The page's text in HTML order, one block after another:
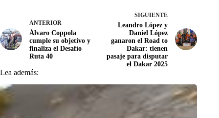
ANTERIOR
Álvaro Coppola
cumple su objetivo y
finaliza el Desafío
Ruta 40
SIGUIENTE
Leandro López y
Daniel López
ganaron el Road to
Dakar: tienen
pasaje para disputar
el Dakar 2025
Lea además: